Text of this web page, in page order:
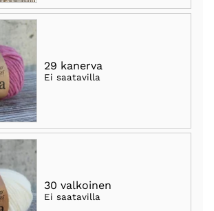
29 kanerva
Ei saatavilla
30 valkoinen
Ei saatavilla